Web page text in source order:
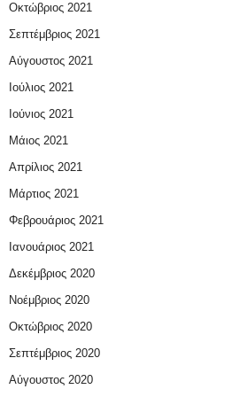
Οκτώβριος 2021
Σεπτέμβριος 2021
Αύγουστος 2021
Ιούλιος 2021
Ιούνιος 2021
Μάιος 2021
Απρίλιος 2021
Μάρτιος 2021
Φεβρουάριος 2021
Ιανουάριος 2021
Δεκέμβριος 2020
Νοέμβριος 2020
Οκτώβριος 2020
Σεπτέμβριος 2020
Αύγουστος 2020